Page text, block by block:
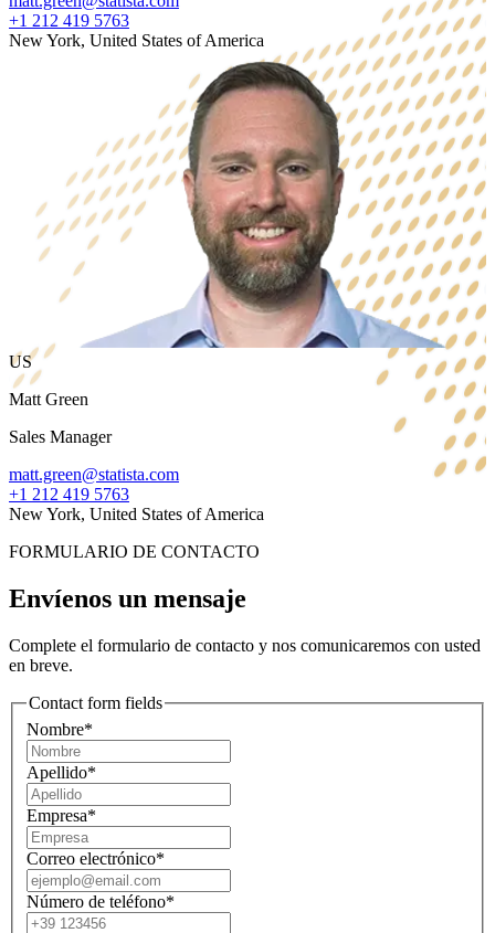
+1 212 419 5763
New York, United States of America
US
Matt Green
Sales Manager
matt.green@statista.com
+1 212 419 5763
New York, United States of America
FORMULARIO DE CONTACTO
Envíenos un mensaje
Complete el formulario de contacto y nos comunicaremos con usted
en breve.
Contact form fields
Nombre*
Apellido*
Empresa*
Correo electrónico*
Número de teléfono*